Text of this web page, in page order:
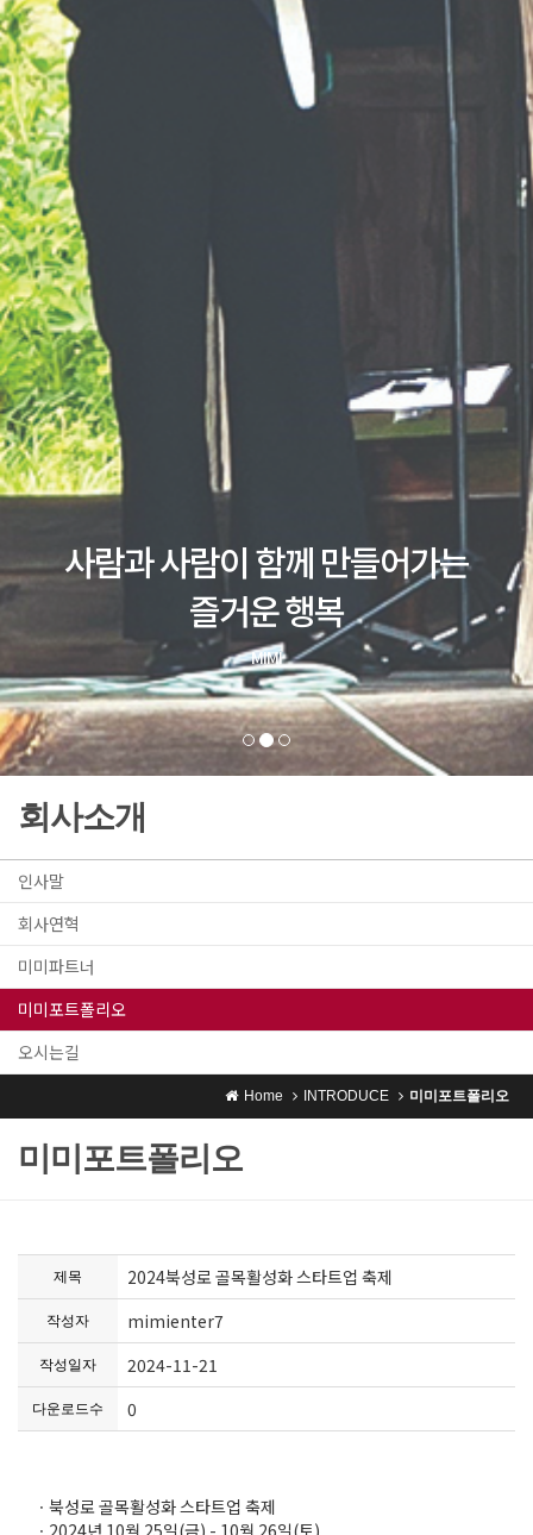
회사소개
인사말
회사연혁
미미파트너
미미포트폴리오
오시는길
Home INTRODUCE 미미포트폴리오
미미포트폴리오
제목 2024북성로 골목활성화 스타트업 축제
작성자 mimienter7
작성일자 2024-11-21
다운로드수 0
ㆍ북성로 골목활성화 스타트업 축제